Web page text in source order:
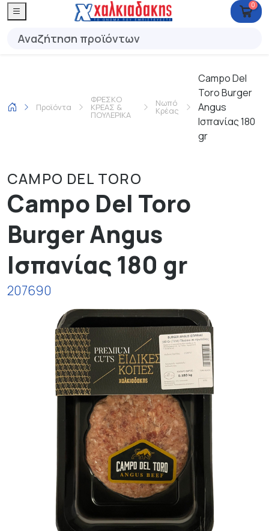
0
Προϊόντα
ΦΡΕΣΚΟ
ΚΡΕΑΣ &
ΠΟΥΛΕΡΙΚΑ
Νωπό
Κρέας
Campo Del
Toro Burger
Angus
Ισπανίας 180
gr
CAMPO DEL TORO
Campo Del Toro
Burger Angus
Ισπανίας 180 gr
207690